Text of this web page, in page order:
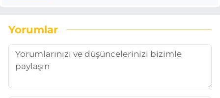
Yorumlar